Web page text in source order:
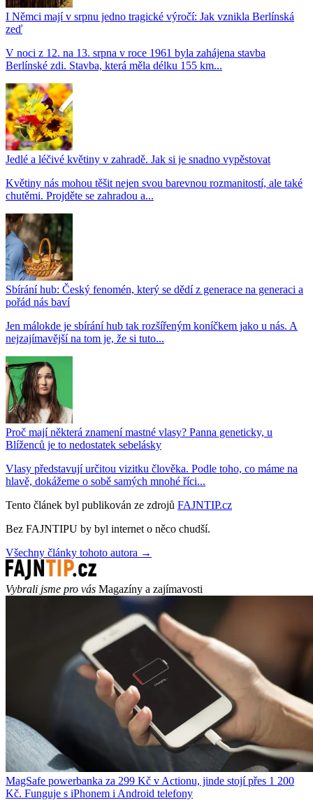
I Němci mají v srpnu jedno tragické výročí: Jak vznikla Berlínská
zeď
V noci z 12. na 13. srpna v roce 1961 byla zahájena stavba
Berlínské zdi. Stavba, která měla délku 155 km...
Jedlé a léčivé květiny v zahradě. Jak si je snadno vypěstovat
Květiny nás mohou těšit nejen svou barevnou rozmanitostí, ale také
chutěmi. Projděte se zahradou a...
Sbírání hub: Český fenomén, který se dědí z generace na generaci a
pořád nás baví
Jen málokde je sbírání hub tak rozšířeným koníčkem jako u nás. A
nejzajímavější na tom je, že si tuto...
Proč mají některá znamení mastné vlasy? Panna geneticky, u
Blíženců je to nedostatek sebelásky
Vlasy představují určitou vizitku člověka. Podle toho, co máme na
hlavě, dokážeme o sobě samých mnohé říci...
Tento článek byl publikován ze zdrojů FAJNTIP.cz
Bez FAJNTIPU by byl internet o něco chudší.
Všechny články tohoto autora →
Vybrali jsme pro vás Magazíny a zajímavosti
MagSafe powerbanka za 299 Kč v Actionu, jinde stojí přes 1 200
Kč. Funguje s iPhonem i Android telefony